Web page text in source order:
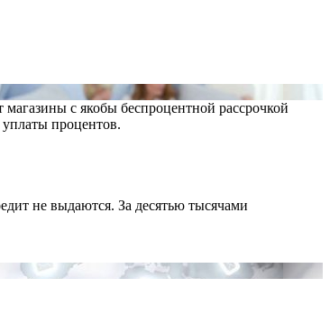
с якобы беспроцентной рассрочкой
процентов.
не выдаются. За десятью тысячами